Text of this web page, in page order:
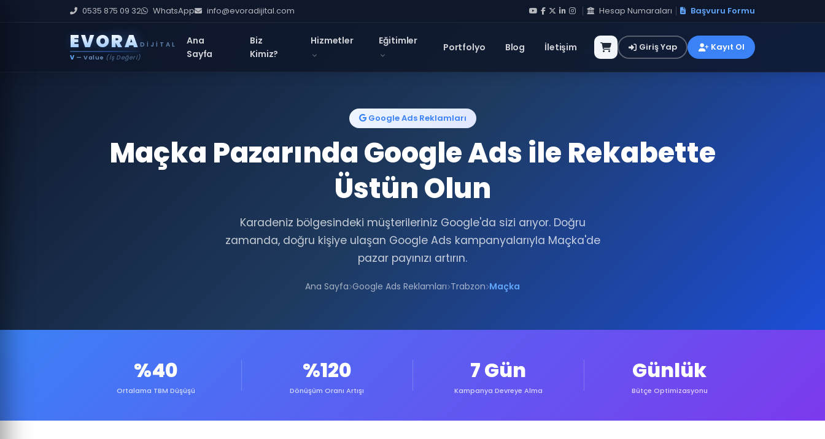
0535 875 09 32 WhatsApp info@evoradijital.com Hesap Numaraları Başvuru Formu
EVORA DIJITAL
V — Value (İş Değeri)
Ana
Sayfa
Biz
Kimiz?
Hizmetler Eğitimler
Portfolyo Blog İletişim Giriş Yap Kayıt Ol
Google Ads Reklamları
Maçka Pazarında Google Ads ile Rekabette
Üstün Olun
Karadeniz bölgesindeki müşterileriniz Google'da sizi arıyor. Doğru
zamanda, doğru kişiye ulaşan Google Ads kampanyalarıyla Maçka'de
pazar payınızı artırın.
Ana Sayfa Google Ads Reklamları Trabzon Maçka
%40
Ortalama TBM Düşüşü
%120
Dönüşüm Oranı Artışı
7 Gün
Kampanya Devreye Alma
Günlük
Bütçe Optimizasyonu